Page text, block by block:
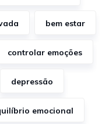
bem estar
controlar emoções
depressão
emocional